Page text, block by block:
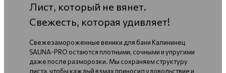
Лист, который не вянет.
Свежесть, которая удивляет!
Свежезамороженные веники для бани Калининец
SAUNA-PRO остаются плотными, сочными и упругими
даже после разморозки. Мы сохраняем структуру
листа, чтобы каждый взмах приносил удовольствие и